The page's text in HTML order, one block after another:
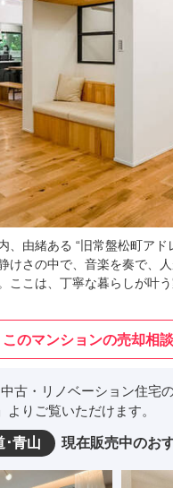
、由緒ある “旧常盤松町ア
けさの中で、音楽を奏で、
こは、丁寧な暮らしが叶う
このマンションの売却相
古・リノベーション住宅
よりご覧いただけます。
･青山 現在販売中のお